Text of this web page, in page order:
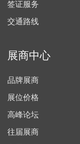
签证服务
交通路线
展商中心
品牌展商
展位价格
高峰论坛
往届展商